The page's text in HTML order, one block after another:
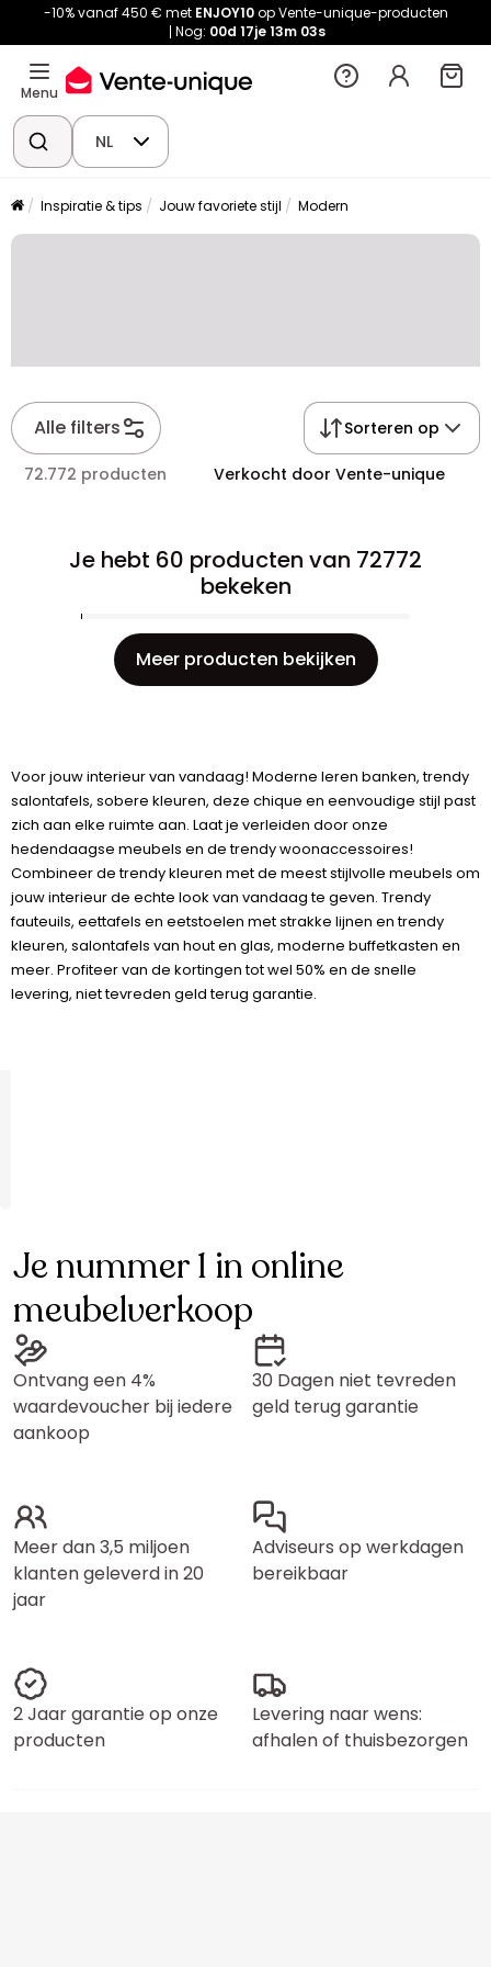
-10% vanaf 450 € met ENJOY10op Vente-unique-producten
Nog: 00d 17je13m 03s
Menu
NL
Inspiratie & tips Jouw favoriete stijl Modern
Alle filters Sorteren op
72.772 producten Verkocht door Vente-unique
Je hebt 60 producten van 72772
bekeken
Meer producten bekijken
Voor jouw interieur van vandaag! Moderne leren banken, trendy
salontafels, sobere kleuren, deze chique en eenvoudige stijl past
zich aan elke ruimte aan. Laat je verleiden door onze
hedendaagse meubels en de trendy woonaccessoires!
Combineer de trendy kleuren met de meest stijlvolle meubels om
jouw interieur de echte look van vandaag te geven. Trendy
fauteuils, eettafels en eetstoelen met strakke lijnen en trendy
kleuren, salontafels van hout en glas, moderne buffetkasten en
meer. Profiteer van de kortingen tot wel 50% en de snelle
levering, niet tevreden geld terug garantie.
Je nummer 1 in online
meubelverkoop
Ontvang een 4%
waardevoucher bij iedere
aankoop
30 Dagen niet tevreden
geld terug garantie
Meer dan 3,5 miljoen
klanten geleverd in 20
jaar
Adviseurs op werkdagen
bereikbaar
2 Jaar garantie op onze
producten
Levering naar wens:
afhalen of thuisbezorgen